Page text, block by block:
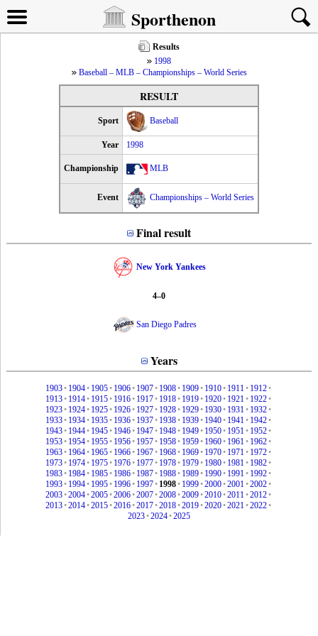
Sporthenon
Results
1998
Baseball – MLB – Championships – World Series
RESULT
Sport Baseball
Year 1998
Championship MLB
Event Championships – World Series
Final result
New York Yankees
4–0
San Diego Padres
Years
1903• 1904• 1905• 1906• 1907• 1908• 1909• 1910• 1911• 1912•
1913• 1914• 1915• 1916• 1917• 1918• 1919• 1920• 1921• 1922•
1923• 1924• 1925• 1926• 1927• 1928• 1929• 1930• 1931• 1932•
1933• 1934• 1935• 1936• 1937• 1938• 1939• 1940• 1941• 1942•
1943• 1944• 1945• 1946• 1947• 1948• 1949• 1950• 1951• 1952•
1953• 1954• 1955• 1956• 1957• 1958• 1959• 1960• 1961• 1962•
1963• 1964• 1965• 1966• 1967• 1968• 1969• 1970• 1971• 1972•
1973• 1974• 1975• 1976• 1977• 1978• 1979• 1980• 1981• 1982•
1983• 1984• 1985• 1986• 1987• 1988• 1989• 1990• 1991• 1992•
1993• 1994• 1995• 1996• 1997• 1998• 1999•2000•2001•2002•
2003•2004•2005•2006•2007•2008•2009•2010•2011•2012•
2013•2014•2015•2016•2017•2018•2019•2020•2021•2022•
2023•2024•2025